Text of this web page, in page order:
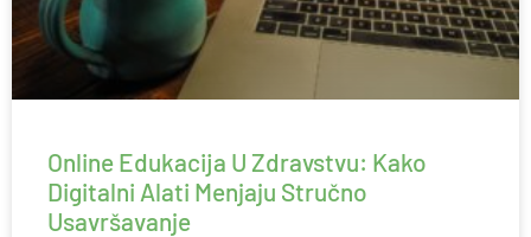
Online Edukacija U Zdravstvu: Kako
Digitalni Alati Menjaju Stručno
Usavršavanje